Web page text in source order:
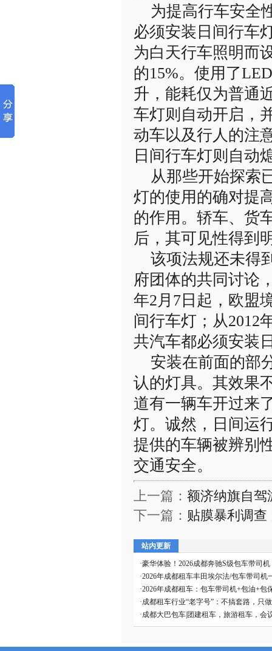
为提高行车安全
必须安装日间行车
为白天行车照明而
的15%。使用了
升，能耗仅为普通
车灯则自动开启，
动车以及行人的注
日间行车灯则自动
从那些开始探索
灯的使用的确对提
的作用。轿车、货
后，其可见性得到
该项法规还未得
府团体的共同讨论
年2月7日起，欧盟
间行车灯；从2012
共汽车都必须安装
安装在前面的部
认的灯具。其效果
道有一辆车开过来
灯。诚然，日间运
提供的车辆被辨别
交通安全。
上一篇： 额济纳旗自驾
下一篇： 贴膜暴利调查
站内更新
·豪华体验！2026成都奔驰S级包车带司
·2026年成都租车丰田埃尔法/包车带司机
·2026年成都租车：包车带司机+包油+包
·成都租车行业“老字号”：不搞套路，只
·成都大巴包车|团建租车，旅游租车，会